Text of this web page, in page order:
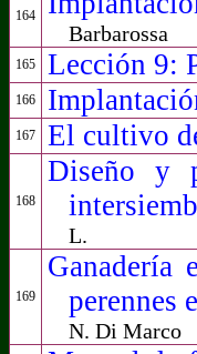
164
Barbarossa
165 Lección 9:
166
167 El cultivo
168
Diseño y
L.
169
Ganadería
perennes
N. Di Marco